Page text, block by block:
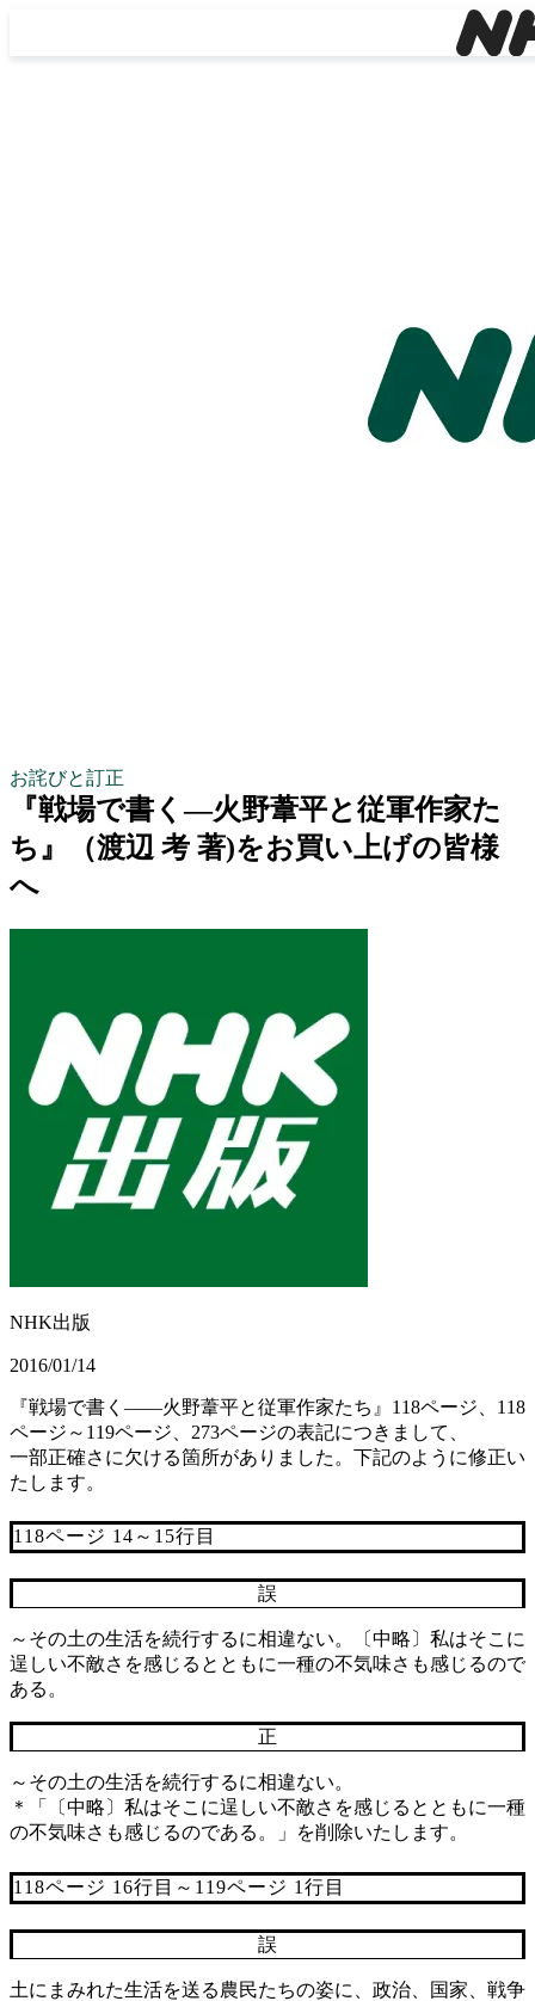
お詫びと訂正
『戦場で書く―火野葦平と従軍作家た
ち』（渡辺 考 著)をお買い上げの皆様
へ
NHK出版
2016/01/14
『戦場で書く――火野葦平と従軍作家たち』118ページ、118
ページ～119ページ、273ページの表記につきまして、
一部正確さに欠ける箇所がありました。下記のように修正い
たします。
118ページ 14～15行目
誤
～その土の生活を続行するに相違ない。〔中略〕私はそこに
逞しい不敵さを感じるとともに一種の不気味さも感じるので
ある。
正
～その土の生活を続行するに相違ない。
＊「〔中略〕私はそこに逞しい不敵さを感じるとともに一種
の不気味さも感じるのである。」を削除いたします。
118ページ 16行目～119ページ 1行目
誤
土にまみれた生活を送る農民たちの姿に、政治、国家、戦争